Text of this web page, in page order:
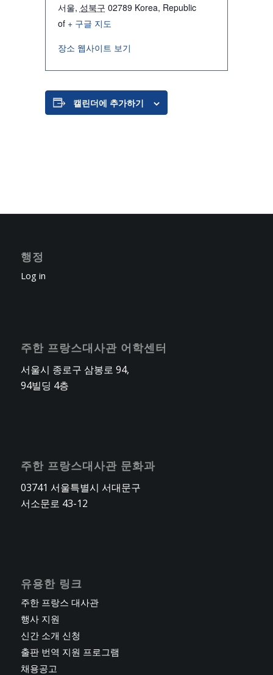
서울, 성북구 02789 Korea, Republic
of + 구글 지도
장소 웹사이트 보기
캘린더에 추가하기
행정
Log in
주한 프랑스대사관 어학센터
서울시 종로구 삼봉로 94,
94빌딩 4층
주한 프랑스대사관 문화과
03741 서울특별시 서대문구
서소문로 43-12
유용한 링크
주한 프랑스 대사관
행사 지원
신간 소개 신청
출판 번역 지원 프로그램
채용공고